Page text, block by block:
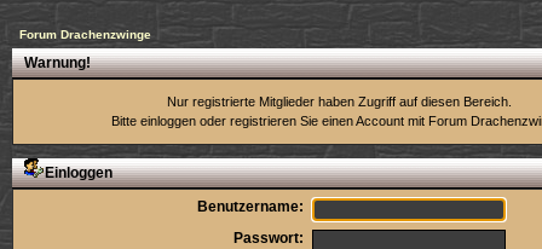
Forum Drachenzwinge
Warnung!
Nur registrierte Mitglieder haben Zugriff auf diesen Bereich.
Bitte einloggen oder registrieren Sie einen Account mit Forum
Einloggen
Benutzername:
Passwort: